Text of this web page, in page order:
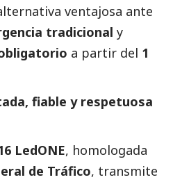
ventajosa ante
tradicional y
a partir del 1
fiable y respetuosa
LedONE, homologada
de Tráfico, transmite